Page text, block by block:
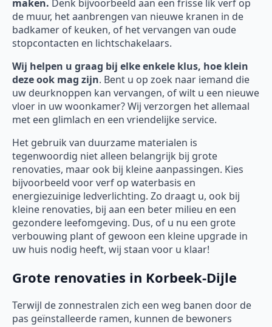
maken. Denk bijvoorbeeld aan een frisse lik verf op
de muur, het aanbrengen van nieuwe kranen in de
badkamer of keuken, of het vervangen van oude
stopcontacten en lichtschakelaars.
Wij helpen u graag bij elke enkele klus, hoe klein
deze ook mag zijn. Bent u op zoek naar iemand die
uw deurknoppen kan vervangen, of wilt u een nieuwe
vloer in uw woonkamer? Wij verzorgen het allemaal
met een glimlach en een vriendelijke service.
Het gebruik van duurzame materialen is
tegenwoordig niet alleen belangrijk bij grote
renovaties, maar ook bij kleine aanpassingen. Kies
bijvoorbeeld voor verf op waterbasis en
energiezuinige ledverlichting. Zo draagt u, ook bij
kleine renovaties, bij aan een beter milieu en een
gezondere leefomgeving. Dus, of u nu een grote
verbouwing plant of gewoon een kleine upgrade in
uw huis nodig heeft, wij staan voor u klaar!
Grote renovaties in Korbeek-Dijle
Terwijl de zonnestralen zich een weg banen door de
pas geïnstalleerde ramen, kunnen de bewoners